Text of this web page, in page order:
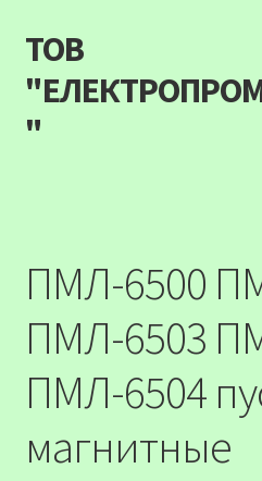
Перейти
до
навігації
Перейти
до
вмісту
ТОВ
"
Прайс
Контакти
Про компанію
Карта сайту
ПМЛ-6500
ПМЛ-6503
ПМЛ-6504
магнитные